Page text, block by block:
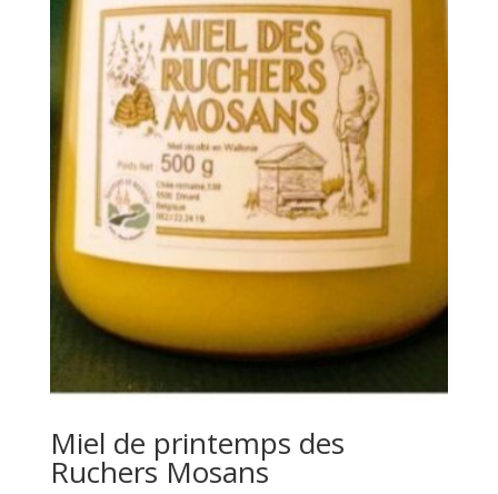
Miel de printemps des
Ruchers Mosans